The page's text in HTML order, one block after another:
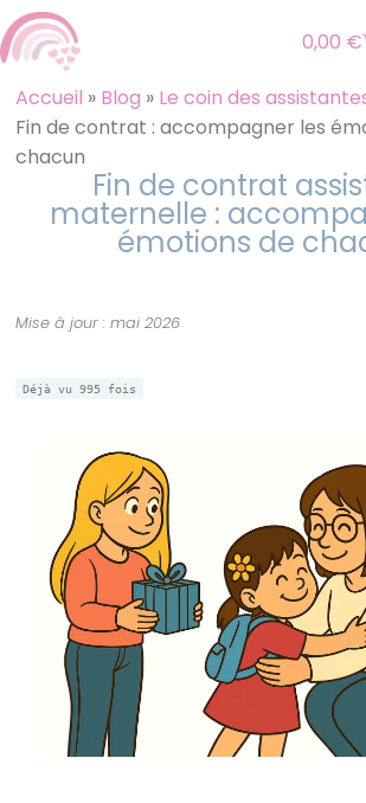
0,00 €
Accueil » Blog » Le coin des
Fin de contrat : accompagner les
chacun
Fin de contrat
maternelle :
émotions de
Mise à jour : mai 2026
Déjà vu995 fois